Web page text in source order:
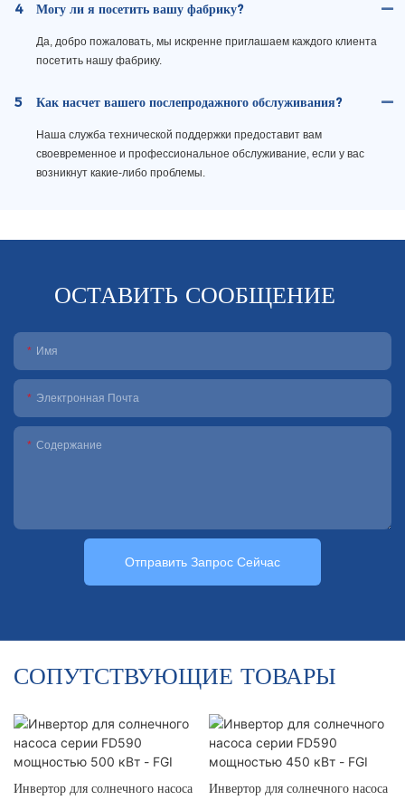
4 Могу ли я посетить вашу фабрику?
Да, добро пожаловать, мы искренне приглашаем каждого клиента
посетить нашу фабрику.
5 Как насчет вашего послепродажного обслуживания?
Наша служба технической поддержки предоставит вам
своевременное и профессиональное обслуживание, если у вас
возникнут какие-либо проблемы.
ОСТАВИТЬ СООБЩЕНИЕ
Имя
Электронная Почта
Содержание
Отправить Запрос Сейчас
СОПУТСТВУЮЩИЕ ТОВАРЫ
Инвертор для солнечного насоса
Инвертор для солнечного насоса